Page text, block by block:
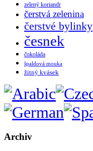
zelený koriandr
čerstvá zelenina
čerstvé bylinky
česnek
čokoláda
špaldová mouka
žitný kvásek
Archiv